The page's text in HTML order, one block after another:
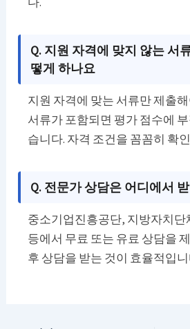
Q. 지원 자격에 맞지 않는 서
떻게 하나요
지원 자격에 맞는 서류만 제출
서류가 포함되면 평가 점수에
습니다. 자격 조건을 꼼꼼히 확
Q. 전문가 상담은 어디에서
중소기업진흥공단, 지방자치단
등에서 무료 또는 유료 상담을
후 상담을 받는 것이 효율적입니